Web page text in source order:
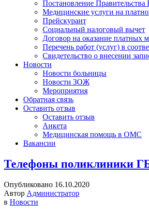
Постановление
Медицинские услуги на
Прейскурант
Социальный налоговый вычет
Договор на оказание платных
Перечень работ (услуг) в
Свидетельство о внесении
Новости
Новости больницы
Новости ЗОЖ
Мероприятия
Обратная связь
Оставить отзыв
Оставить отзыв
Анкета
Медицинская помощь в ОМС
Вакансии
Телефоны поликлиники
Опубликовано 16.10.2020
Автор Администратор
в Новости